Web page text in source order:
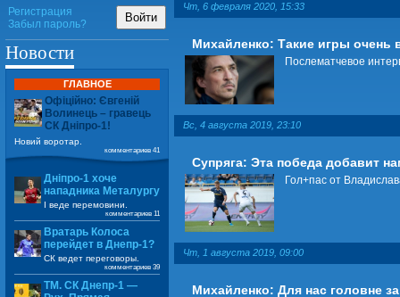
Чт, 6 февраля 2020, 15:33
Михайленко: Такие игры очень
Послематчевое
Вс, 4 августа 2019, 23:10
Супряга: Эта победа добавит
Гол+пас от
Чт, 1 августа 2019, 09:00
Михайленко: Для нас головне
Регистрация
Забыл пароль?
Войти
Новости
ГЛАВНОЕ
Офіційно: Євгеній
Волинець – гравець
СК Дніпро-1!
Новий воротар.
комментариев 41
Дніпро-1 хоче
нападника Металургу
І веде перемовини.
комментариев 11
Вратарь Колоса
перейдет в Днепр-1?
СК ведет переговоры.
комментариев 39
ТМ. СК Днепр-1 —